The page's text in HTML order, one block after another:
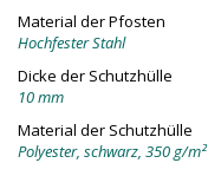
Material der Pfosten
Hochfester Stahl
Dicke der Schutzhülle
10 mm
Material der Schutzhülle
Polyester, schwarz, 350 g/m²